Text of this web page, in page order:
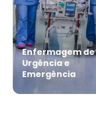
Enfermagem de
Urgência e
Emergência